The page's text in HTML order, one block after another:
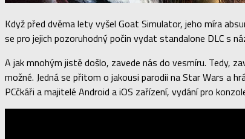
Když před dvěma lety vyšel Goat Simulator, jeho míra
se pro jejich pozoruhodný počin vydat standalone DLC s
A jak mnohým jistě došlo, zavede nás do vesmíru. Tedy,
možné. Jedná se přitom o jakousi parodii na Star Wars a
PCčkáři a majitelé Android a iOS zařízení, vydání pro